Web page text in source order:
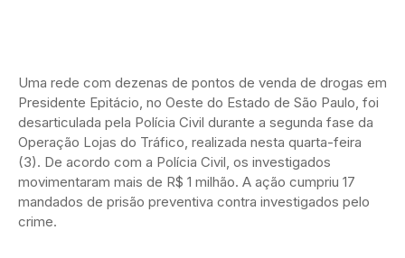
Uma rede com dezenas de pontos de venda de drogas em
Presidente Epitácio, no Oeste do Estado de São Paulo, foi
desarticulada pela Polícia Civil durante a segunda fase da
Operação Lojas do Tráfico, realizada nesta quarta-feira
(3). De acordo com a Polícia Civil, os investigados
movimentaram mais de R$ 1 milhão. A ação cumpriu 17
mandados de prisão preventiva contra investigados pelo
crime.